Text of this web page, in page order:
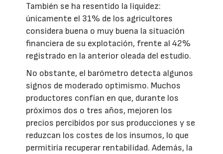
También se ha resentido la liquidez:
únicamente el 31% de los agricultores
considera buena o muy buena la situación
financiera de su explotación, frente al 42%
registrado en la anterior oleada del estudio.
No obstante, el barómetro detecta algunos
signos de moderado optimismo. Muchos
productores confían en que, durante los
próximos dos o tres años, mejoren los
precios percibidos por sus producciones y se
reduzcan los costes de los insumos, lo que
permitiría recuperar rentabilidad. Además, la